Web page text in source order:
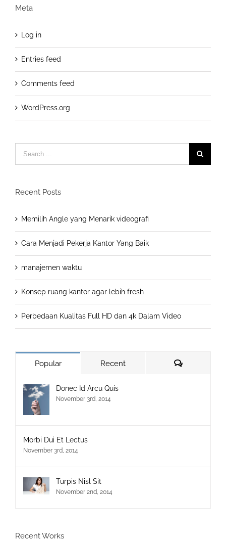
Meta
Log in
Entries feed
Comments feed
WordPress.org
for:
Recent Posts
Memilih Angle yang Menarik videografi
Cara Menjadi Pekerja Kantor Yang Baik
manajemen waktu
Konsep ruang kantor agar lebih fresh
Perbedaan Kualitas Full HD dan 4k Dalam Video
Popular Recent Comments
Donec Id Arcu Quis
November 3rd, 2014
Morbi Dui Et Lectus
November 3rd, 2014
Turpis Nisl Sit
November 2nd, 2014
Recent Works